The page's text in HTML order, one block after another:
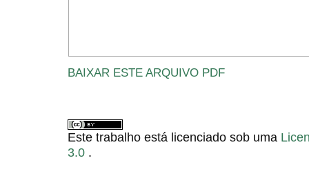
BAIXAR ESTE ARQUIVO PDF
Este trabalho está licenciado sob uma
3.0 .